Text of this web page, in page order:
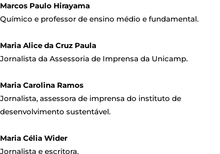
Marcos Paulo Hirayama
Químico e professor de ensino médio e fundamental.
Maria Alice da Cruz Paula
Jornalista da Assessoria de Imprensa da Unicamp.
Maria Carolina Ramos
Jornalista, assessora de imprensa do instituto de
desenvolvimento sustentável.
Maria Célia Wider
Jornalista e escritora.